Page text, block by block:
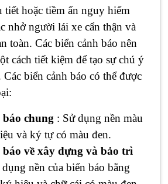
tiết hoặc tiềm ẩn nguy hiểm
nhở người lái xe cẩn thận và
toàn. Các biển cảnh báo nên
cách tiết kiệm để tạo sự chú ý
biển cảnh báo có thể được
báo chung : Sử dụng nền màu
và ký tự có màu đen.
báo về xây dựng và bảo trì
dụng nền của biển báo bằng